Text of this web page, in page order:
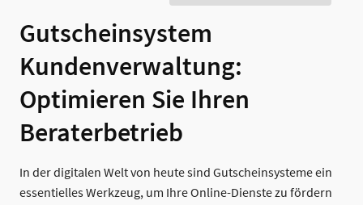
Gutscheinsystem
Kundenverwaltung:
Optimieren Sie Ihren
Beraterbetrieb
In der digitalen Welt von heute sind Gutscheinsysteme ein
essentielles Werkzeug, um Ihre Online-Dienste zu fördern